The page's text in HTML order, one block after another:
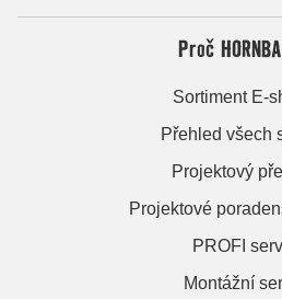
Proč
Sortiment E-
Přehled všech
Projektový
Projektové
PROFI
Montážní